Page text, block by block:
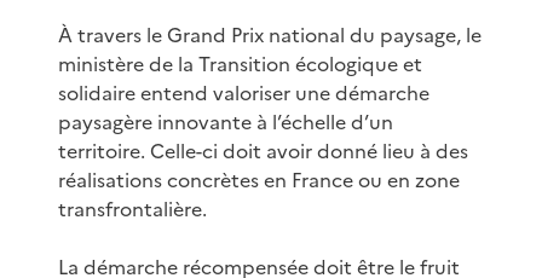
À travers le Grand Prix national du paysage, le
ministère de la Transition écologique et
solidaire entend valoriser une démarche
paysagère innovante à l’échelle d’un
territoire. Celle-ci doit avoir donné lieu à des
réalisations concrètes en France ou en zone
transfrontalière.
La démarche récompensée doit être le fruit